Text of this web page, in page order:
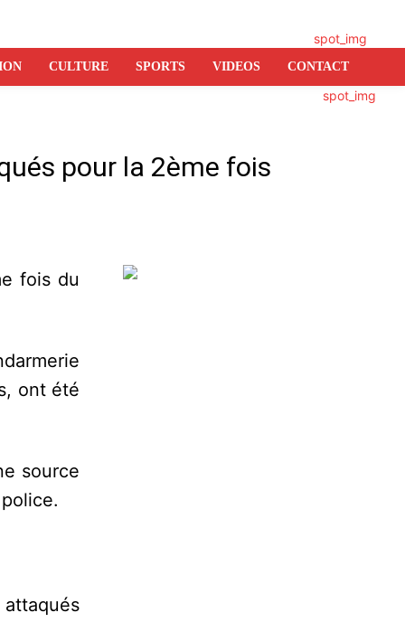
CULTURE SPORTS VIDEOS CONTACT
pour la 2ème fois
fois du
ont été
source